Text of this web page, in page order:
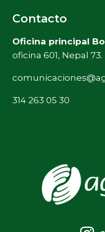
Contacto
Oficina principal
oficina 601, Nepal 73.
314 263 05 30